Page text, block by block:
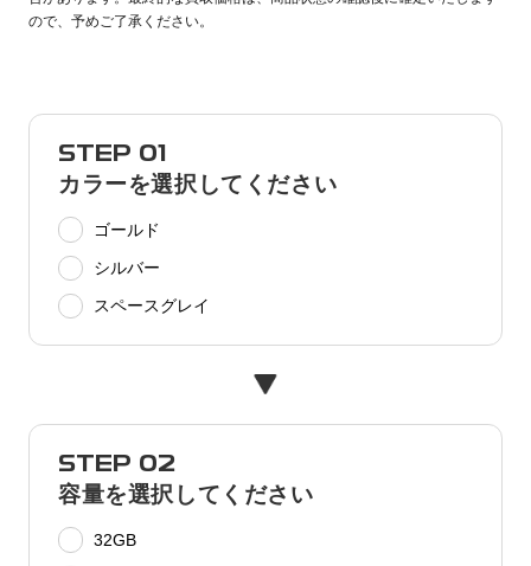
ので、予めご了承ください。
STEP 01
カラーを選択してください
ゴールド
シルバー
スペースグレイ
STEP 02
容量を選択してください
32GB